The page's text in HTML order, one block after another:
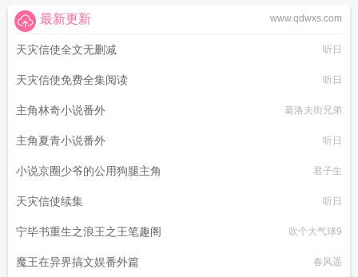
www.qdwxs.com
最新更新
天灾信使全文无删减 听日
天灾信使免费全集阅读 听日
主角林奇小说番外 葛洛夫街兄弟
主角夏青小说番外 听日
小说京圈少爷的公用狗腿主角 君子生
天灾信使续集 听日
宁毕书重生之浪王之王笔趣阁 吹个大气球9
魔王在异界搞文娱番外篇 春风遥